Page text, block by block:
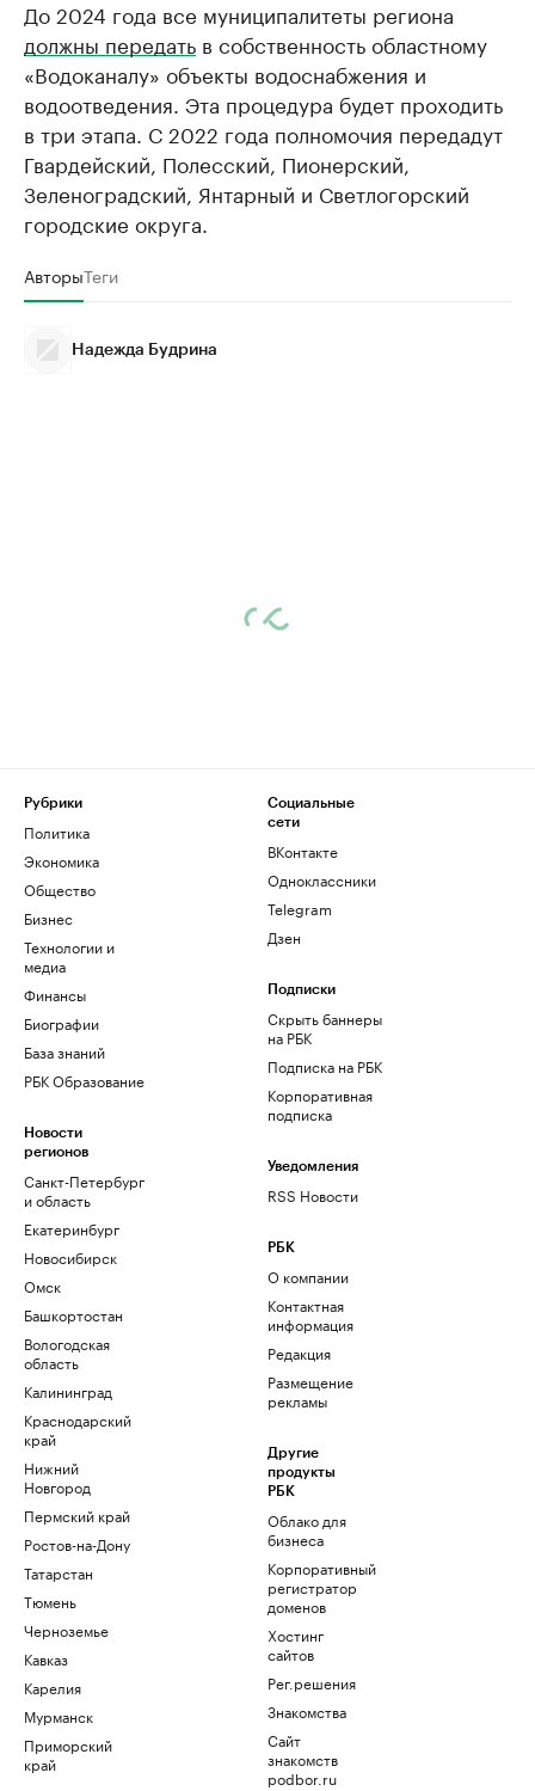
До 2024 года все муниципалитеты региона
должны передать в собственность областному
«Водоканалу» объекты водоснабжения и
водоотведения. Эта процедура будет проходить
в три этапа. С 2022 года полномочия передадут
Гвардейский, Полесский, Пионерский,
Зеленоградский, Янтарный и Светлогорский
городские округа.
АвторыТеги
Надежда Будрина
Рубрики
Политика
Экономика
Общество
Бизнес
Технологии и
медиа
Финансы
Биографии
База знаний
РБК Образование
Новости
регионов
Санкт-Петербург
и область
Екатеринбург
Новосибирск
Омск
Башкортостан
Вологодская
область
Калининград
Краснодарский
край
Нижний
Новгород
Пермский край
Ростов-на-Дону
Татарстан
Тюмень
Черноземье
Кавказ
Карелия
Мурманск
Приморский
край
Социальные
сети
ВКонтакте
Одноклассники
Telegram
Дзен
Подписки
Скрыть баннеры
на РБК
Подписка на РБК
Корпоративная
подписка
Уведомления
RSS Новости
РБК
О компании
Контактная
информация
Редакция
Размещение
рекламы
Другие
продукты
РБК
Облако для
бизнеса
Корпоративный
регистратор
доменов
Хостинг
сайтов
Рег.решения
Знакомства
Сайт
знакомств
podbor.ru